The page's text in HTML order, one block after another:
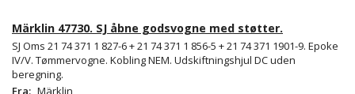
Märklin 47730. SJ åbne godsvogne med støtter.
SJ Oms 21 74 371 1 827-6 + 21 74 371 1 856-5 + 21 74 371 1901-9. Epoke
IV/V. Tømmervogne. Kobling NEM. Udskiftningshjul DC uden
beregning.
Fra: Märklin